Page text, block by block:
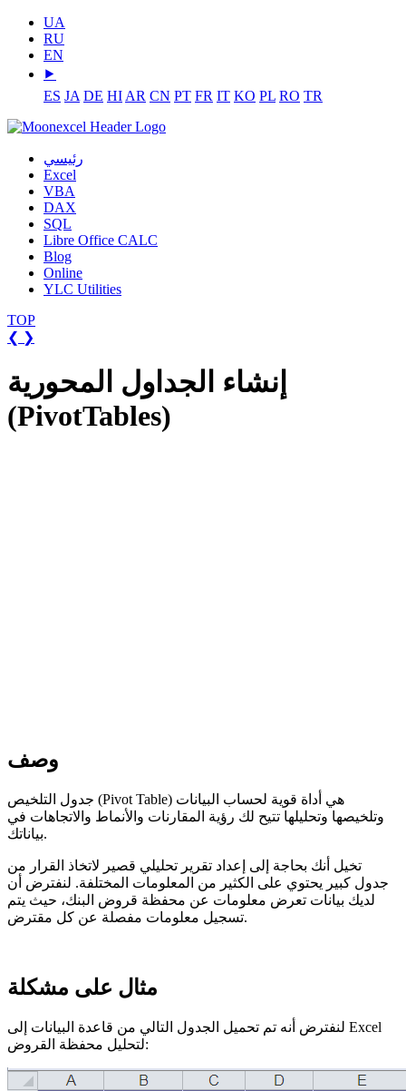
UA
RU
EN
⯈
ES JA DE HI AR CN PT FR IT KO PL RO TR
رئيسي
Excel
VBA
DAX
SQL
Libre Office CALC
Blog
Online
YLC Utilities
TOP
❮ ❯
إنشاء الجداول المحورية
(PivotTables)
وصف
(Pivot Table)
وتلخيصها وتحليلها تتيح لك رؤية المقارنات والأنماط والاتجاهات في
بياناتك.
تخيل أنك بحاجة إلى إعداد تقرير تحليلي قصير لاتخاذ القرار من
جدول كبير يحتوي على الكثير من المعلومات المختلفة. لنفترض أن
لديك بيانات تعرض معلومات عن محفظة قروض البنك، حيث يتم
تسجيل معلومات مفصلة عن كل مقترض.
مثال على مشكلة
لنفترض أنه تم تحميل الجدول التالي من قاعدة البيانات إلى Excel
لتحليل محفظة القروض: